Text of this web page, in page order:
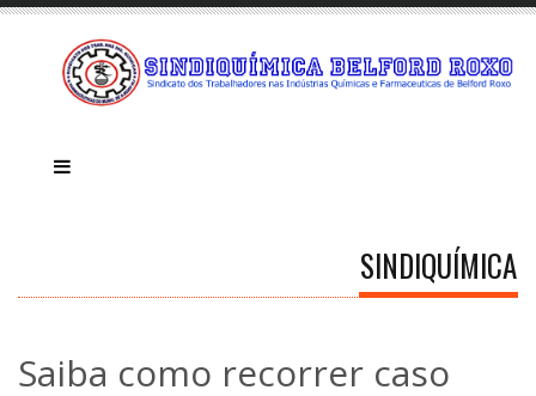
SINDIQUÍMICA
Saiba como recorrer caso